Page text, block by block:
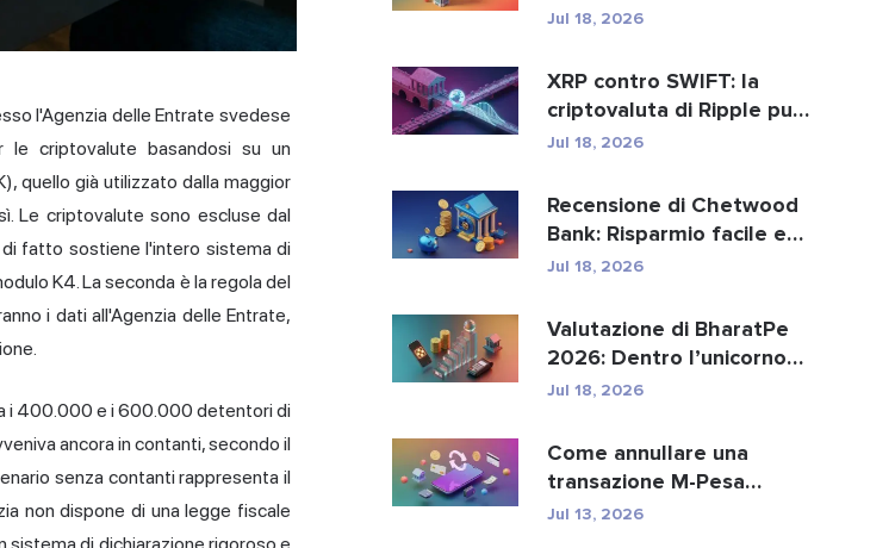
l'Agenzia delle Entrate svedese
criptovalute basandosi su un
quello già utilizzato dalla maggior
Le criptovalute sono escluse dal
di fatto sostiene l'intero sistema di
K4. La seconda è la regola del
i dati all'Agenzia delle Entrate,
i 400.000 e i 600.000 detentori di
ancora in contanti, secondo il
senza contanti rappresenta il
non dispone di una legge fiscale
storia completa d...
Jul 18, 2026
XRP contro SWIFT: la
criptovaluta di Ripple può
sostituire i paga...
Jul 18, 2026
Recensione di Chetwood
Bank: Risparmio facile e
servizi bancari si...
Jul 18, 2026
Valutazione di BharatPe
2026: Dentro l’unicorno
fintech da 2,85 ...
Jul 18, 2026
Come annullare una
transazione M-Pesa
inviata per errore
Jul 13, 2026